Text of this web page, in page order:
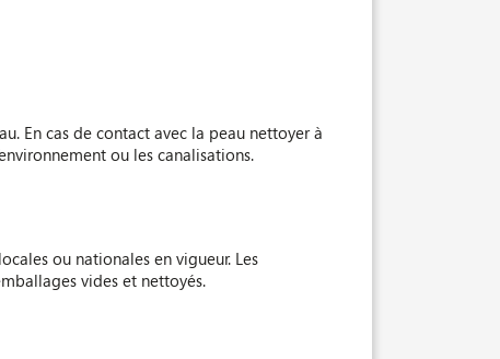
En cas de contact avec la peau nettoyer à
ou les canalisations.
ou nationales en vigueur. Les
vides et nettoyés.